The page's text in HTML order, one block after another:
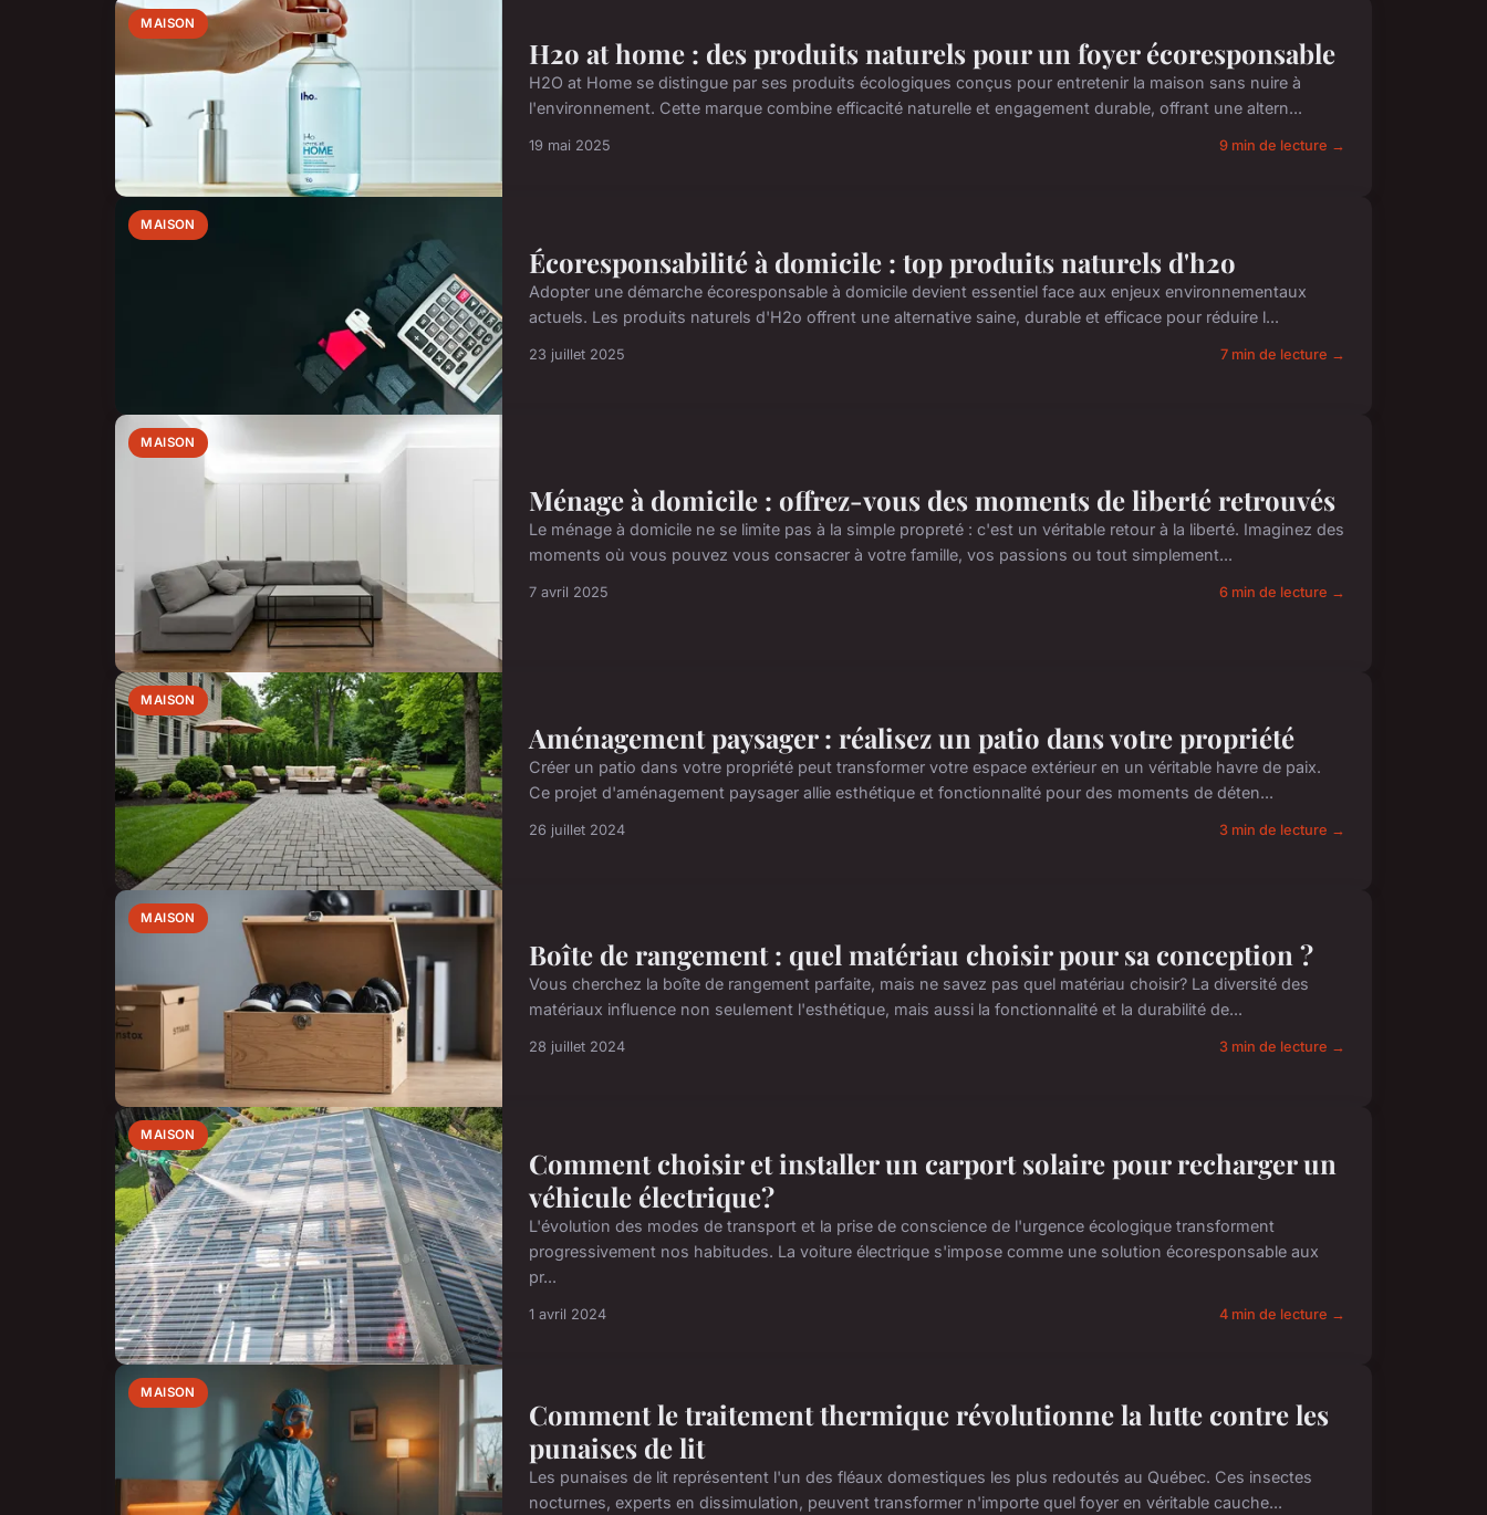
MAISON
H2o at home : des produits naturels pour un foyer écoresponsable
H2O at Home se distingue par ses produits écologiques conçus pour entretenir la maison sans nuire à
l'environnement. Cette marque combine efficacité naturelle et engagement durable, offrant une altern...
19 mai 2025 9 min de lecture →
MAISON
Écoresponsabilité à domicile : top produits naturels d'h2o
Adopter une démarche écoresponsable à domicile devient essentiel face aux enjeux environnementaux
actuels. Les produits naturels d'H2o offrent une alternative saine, durable et efficace pour réduire l...
23 juillet 2025 7 min de lecture →
MAISON
Ménage à domicile : offrez-vous des moments de liberté retrouvés
Le ménage à domicile ne se limite pas à la simple propreté : c'est un véritable retour à la liberté. Imaginez des
moments où vous pouvez vous consacrer à votre famille, vos passions ou tout simplement...
7 avril 2025 6 min de lecture →
MAISON
Aménagement paysager : réalisez un patio dans votre propriété
Créer un patio dans votre propriété peut transformer votre espace extérieur en un véritable havre de paix.
Ce projet d'aménagement paysager allie esthétique et fonctionnalité pour des moments de déten...
26 juillet 2024 3 min de lecture →
MAISON
Boîte de rangement : quel matériau choisir pour sa conception ?
Vous cherchez la boîte de rangement parfaite, mais ne savez pas quel matériau choisir? La diversité des
matériaux influence non seulement l'esthétique, mais aussi la fonctionnalité et la durabilité de...
28 juillet 2024 3 min de lecture →
MAISON
Comment choisir et installer un carport solaire pour recharger un
véhicule électrique?
L'évolution des modes de transport et la prise de conscience de l'urgence écologique transforment
progressivement nos habitudes. La voiture électrique s'impose comme une solution écoresponsable aux
pr...
1 avril 2024 4 min de lecture →
MAISON
Comment le traitement thermique révolutionne la lutte contre les
punaises de lit
Les punaises de lit représentent l'un des fléaux domestiques les plus redoutés au Québec. Ces insectes
nocturnes, experts en dissimulation, peuvent transformer n'importe quel foyer en véritable cauche...